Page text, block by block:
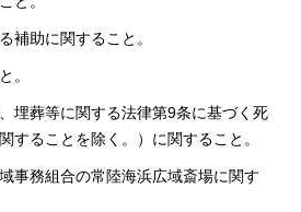
補助に関すること。
。
埋葬等に関する法律第9条に基づく死
することを除く。）に関すること。
事務組合の常陸海浜広域斎場に関す